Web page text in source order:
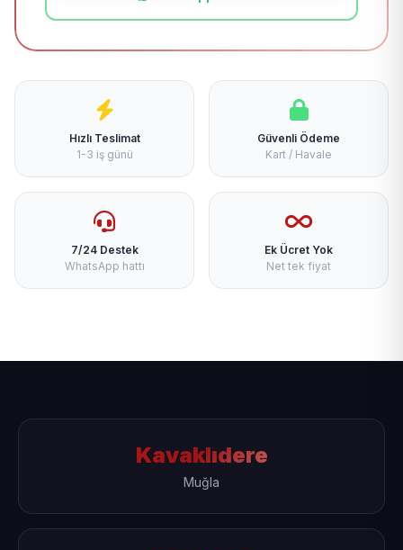
Hızlı Teslimat
1-3 iş günü
Güvenli Ödeme
Kart / Havale
7/24 Destek
WhatsApp hattı
Ek Ücret Yok
Net tek fiyat
Kavaklıdere
Muğla